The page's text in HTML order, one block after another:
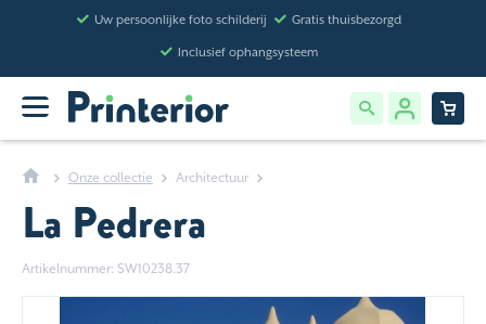
Uw persoonlijke foto schilderij Gratis thuisbezorgd
Inclusief ophangsysteem
Onze collectie Architectuur
La Pedrera
Artikelnummer: SW10238.37